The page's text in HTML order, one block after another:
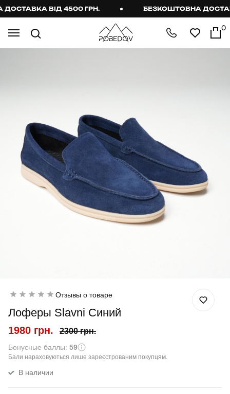
ВІД 4500 ГРН. БЕЗКОШТОВНА
0
Отзывы о товаре
Лоферы Slavni Синий
1980 грн. 2300 грн.
Бонусные баллы: 59
Бали нараховуються лише зареєстрованим покупцям.
В наличии